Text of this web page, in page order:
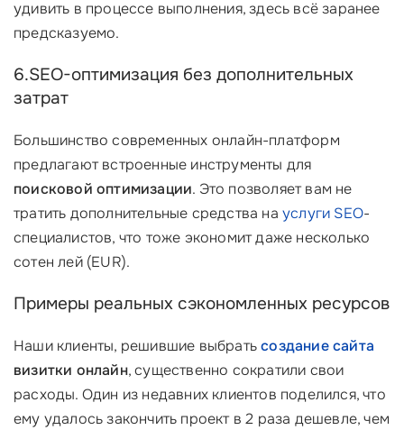
удивить в процессе выполнения, здесь всё заранее
предсказуемо.
6.SEO-оптимизация без дополнительных
затрат
Большинство современных онлайн-платформ
предлагают встроенные инструменты для
поисковой оптимизации. Это позволяет вам не
тратить дополнительные средства на услуги SEO-
специалистов, что тоже экономит даже несколько
сотен лей (EUR).
Примеры реальных сэкономленных ресурсов
Наши клиенты, решившие выбратьсоздание сайта
визитки онлайн, существенно сократили свои
расходы. Один из недавних клиентов поделился, что
ему удалось закончить проект в 2 раза дешевле, чем